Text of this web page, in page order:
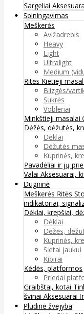
Sargeliai
Spiningavimas
Meškerės
Avižadrebis
Heavy
Light
Ultralight
Medium
Ritės Kietieji
Blizgės/
Sukrės
Vobleriai
Minkštieji masalai
Dėžės, dėžutės,
Dėklai
Dėžutės
Kuprinės,
Pavadėliai ir jų
Valai Aksesuarai,
Dugninė
Meškerės Ritės
indikatoriai,
Dėklai, krepšiai,
Dėklai
Dėžės,
Kuprinės,
Sietai jaukui
Kibirai
Kėdės, platformos
Priedai
Graibštai, kotai
švinai Aksesuarai
Plūdinė žvejyba